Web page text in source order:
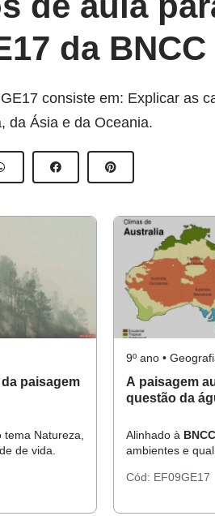
da BNCC
consiste em: Explicar as
da Ásia e da Oceania.
paisagem
tema Natureza,
de vida.
9º ano •
A paisagem
questão da
Alinhado à BNCC
ambientes e
Cód: EF09GE17